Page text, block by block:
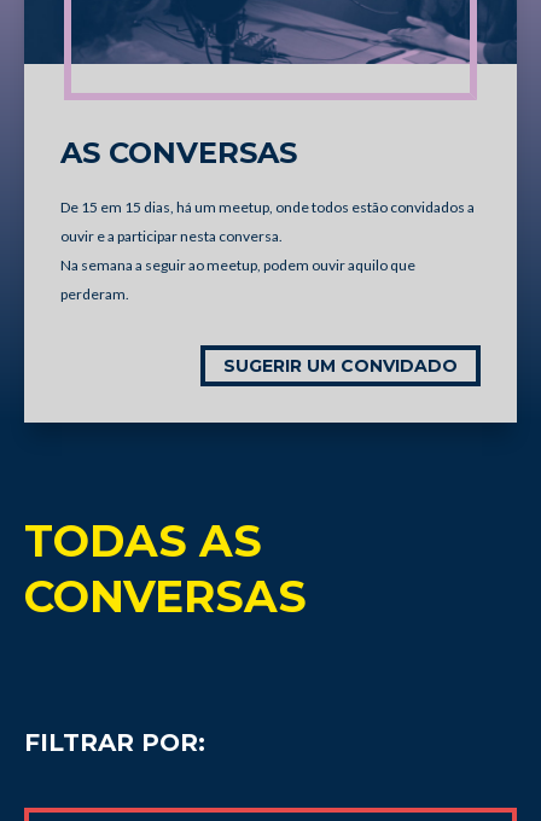
AS CONVERSAS
De 15 em 15 dias, há um meetup, onde todos estão convidados a
ouvir e a participar nesta conversa.
Na semana a seguir ao meetup, podem ouvir aquilo que
perderam.
SUGERIR UM CONVIDADO
TODAS AS
CONVERSAS
FILTRAR POR: